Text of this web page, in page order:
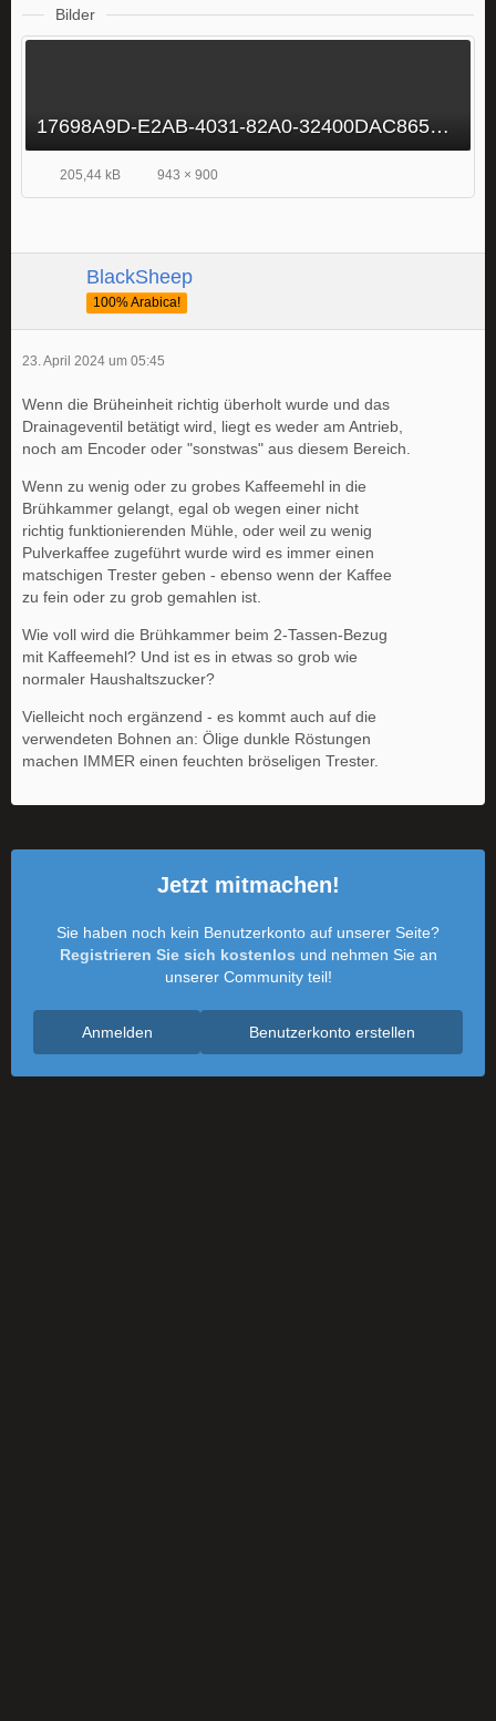
Bilder
17698A9D-E2AB-4031-82A0-32400DAC8652.jpeg
205,44 kB 943 × 900
BlackSheep
100% Arabica!
23. April 2024 um 05:45
Wenn die Brüheinheit richtig überholt wurde und das
Drainageventil betätigt wird, liegt es weder am Antrieb,
noch am Encoder oder "sonstwas" aus diesem Bereich.
Wenn zu wenig oder zu grobes Kaffeemehl in die
Brühkammer gelangt, egal ob wegen einer nicht
richtig funktionierenden Mühle, oder weil zu wenig
Pulverkaffee zugeführt wurde wird es immer einen
matschigen Trester geben - ebenso wenn der Kaffee
zu fein oder zu grob gemahlen ist.
Wie voll wird die Brühkammer beim 2-Tassen-Bezug
mit Kaffeemehl? Und ist es in etwas so grob wie
normaler Haushaltszucker?
Vielleicht noch ergänzend - es kommt auch auf die
verwendeten Bohnen an: Ölige dunkle Röstungen
machen IMMER einen feuchten bröseligen Trester.
Jetzt mitmachen!
Sie haben noch kein Benutzerkonto auf unserer Seite?
Registrieren Sie sich kostenlos und nehmen Sie an
unserer Community teil!
Benutzerkonto erstellen
Anmelden